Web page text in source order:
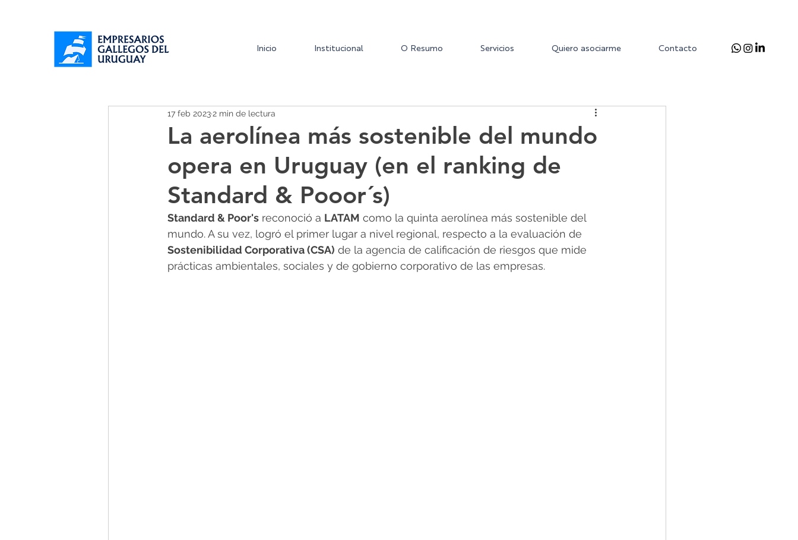
Inicio Institucional O Resumo Servicios Quiero asociarme Contacto
La aerolínea más sostenible del mundo
opera en Uruguay (en el ranking de
Standard & Pooor´s)
17 feb 2023 2 min de lectura
Standard & Poor's reconoció a LATAM como la quinta aerolínea más sostenible del
mundo. A su vez, logró el primer lugar a nivel regional, respecto a la evaluación de
Sostenibilidad Corporativa (CSA) de la agencia de calificación de riesgos que mide
prácticas ambientales, sociales y de gobierno corporativo de las empresas.